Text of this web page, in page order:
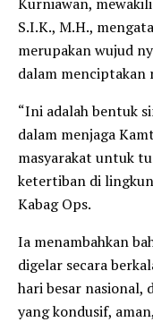
S.I.K., M.H.,
merupakan wujud
dalam menciptakan
“Ini adalah bentuk
dalam menjaga
masyarakat untuk
ketertiban di
Kabag Ops.
Ia menambahkan
digelar secara
hari besar nasional,
yang kondusif,